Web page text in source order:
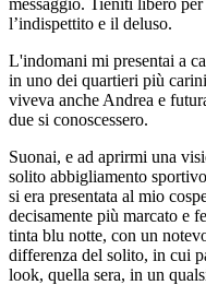
l’indispettito e il deluso.
L'indomani mi presentai a
in uno dei quartieri più
viveva anche Andrea e
due si conoscessero.
Suonai, e ad aprirmi una
solito abbigliamento
si era presentata al mio
decisamente più marcato e
tinta blu notte, con un
differenza del solito, in cui
look, quella sera, in un